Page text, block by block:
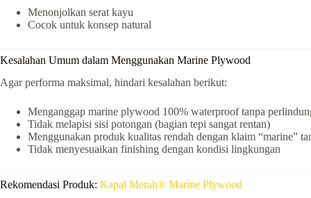
Menonjolkan serat kayu
Cocok untuk konsep natural
Kesalahan Umum dalam Menggunakan Marine Plywood
Agar performa maksimal, hindari kesalahan berikut:
Menganggap marine plywood 100% waterproof tanpa
Tidak melapisi sisi potongan (bagian tepi sangat rentan)
Menggunakan produk kualitas rendah dengan klaim “marine”
Tidak menyesuaikan finishing dengan kondisi lingkungan
Rekomendasi Produk: Kapal Merah® Marine Plywood